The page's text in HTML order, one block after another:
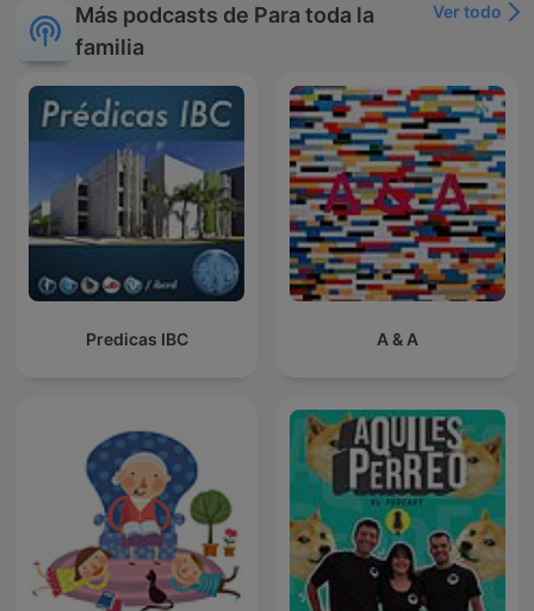
Más podcasts de Para toda la
familia
Ver todo
Predicas IBC A & A